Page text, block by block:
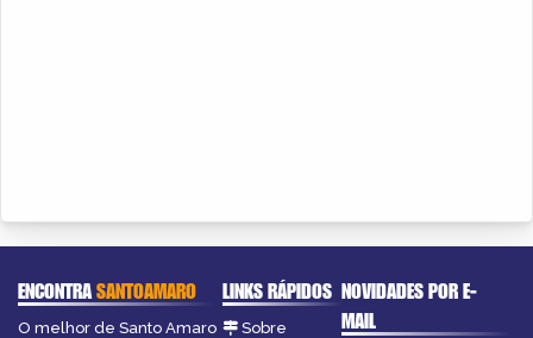
ENCONTRASANTOAMARO
O melhor de Santo Amaro
LINKS RÁPIDOS
Sobre
NOVIDADES POR E-
MAIL